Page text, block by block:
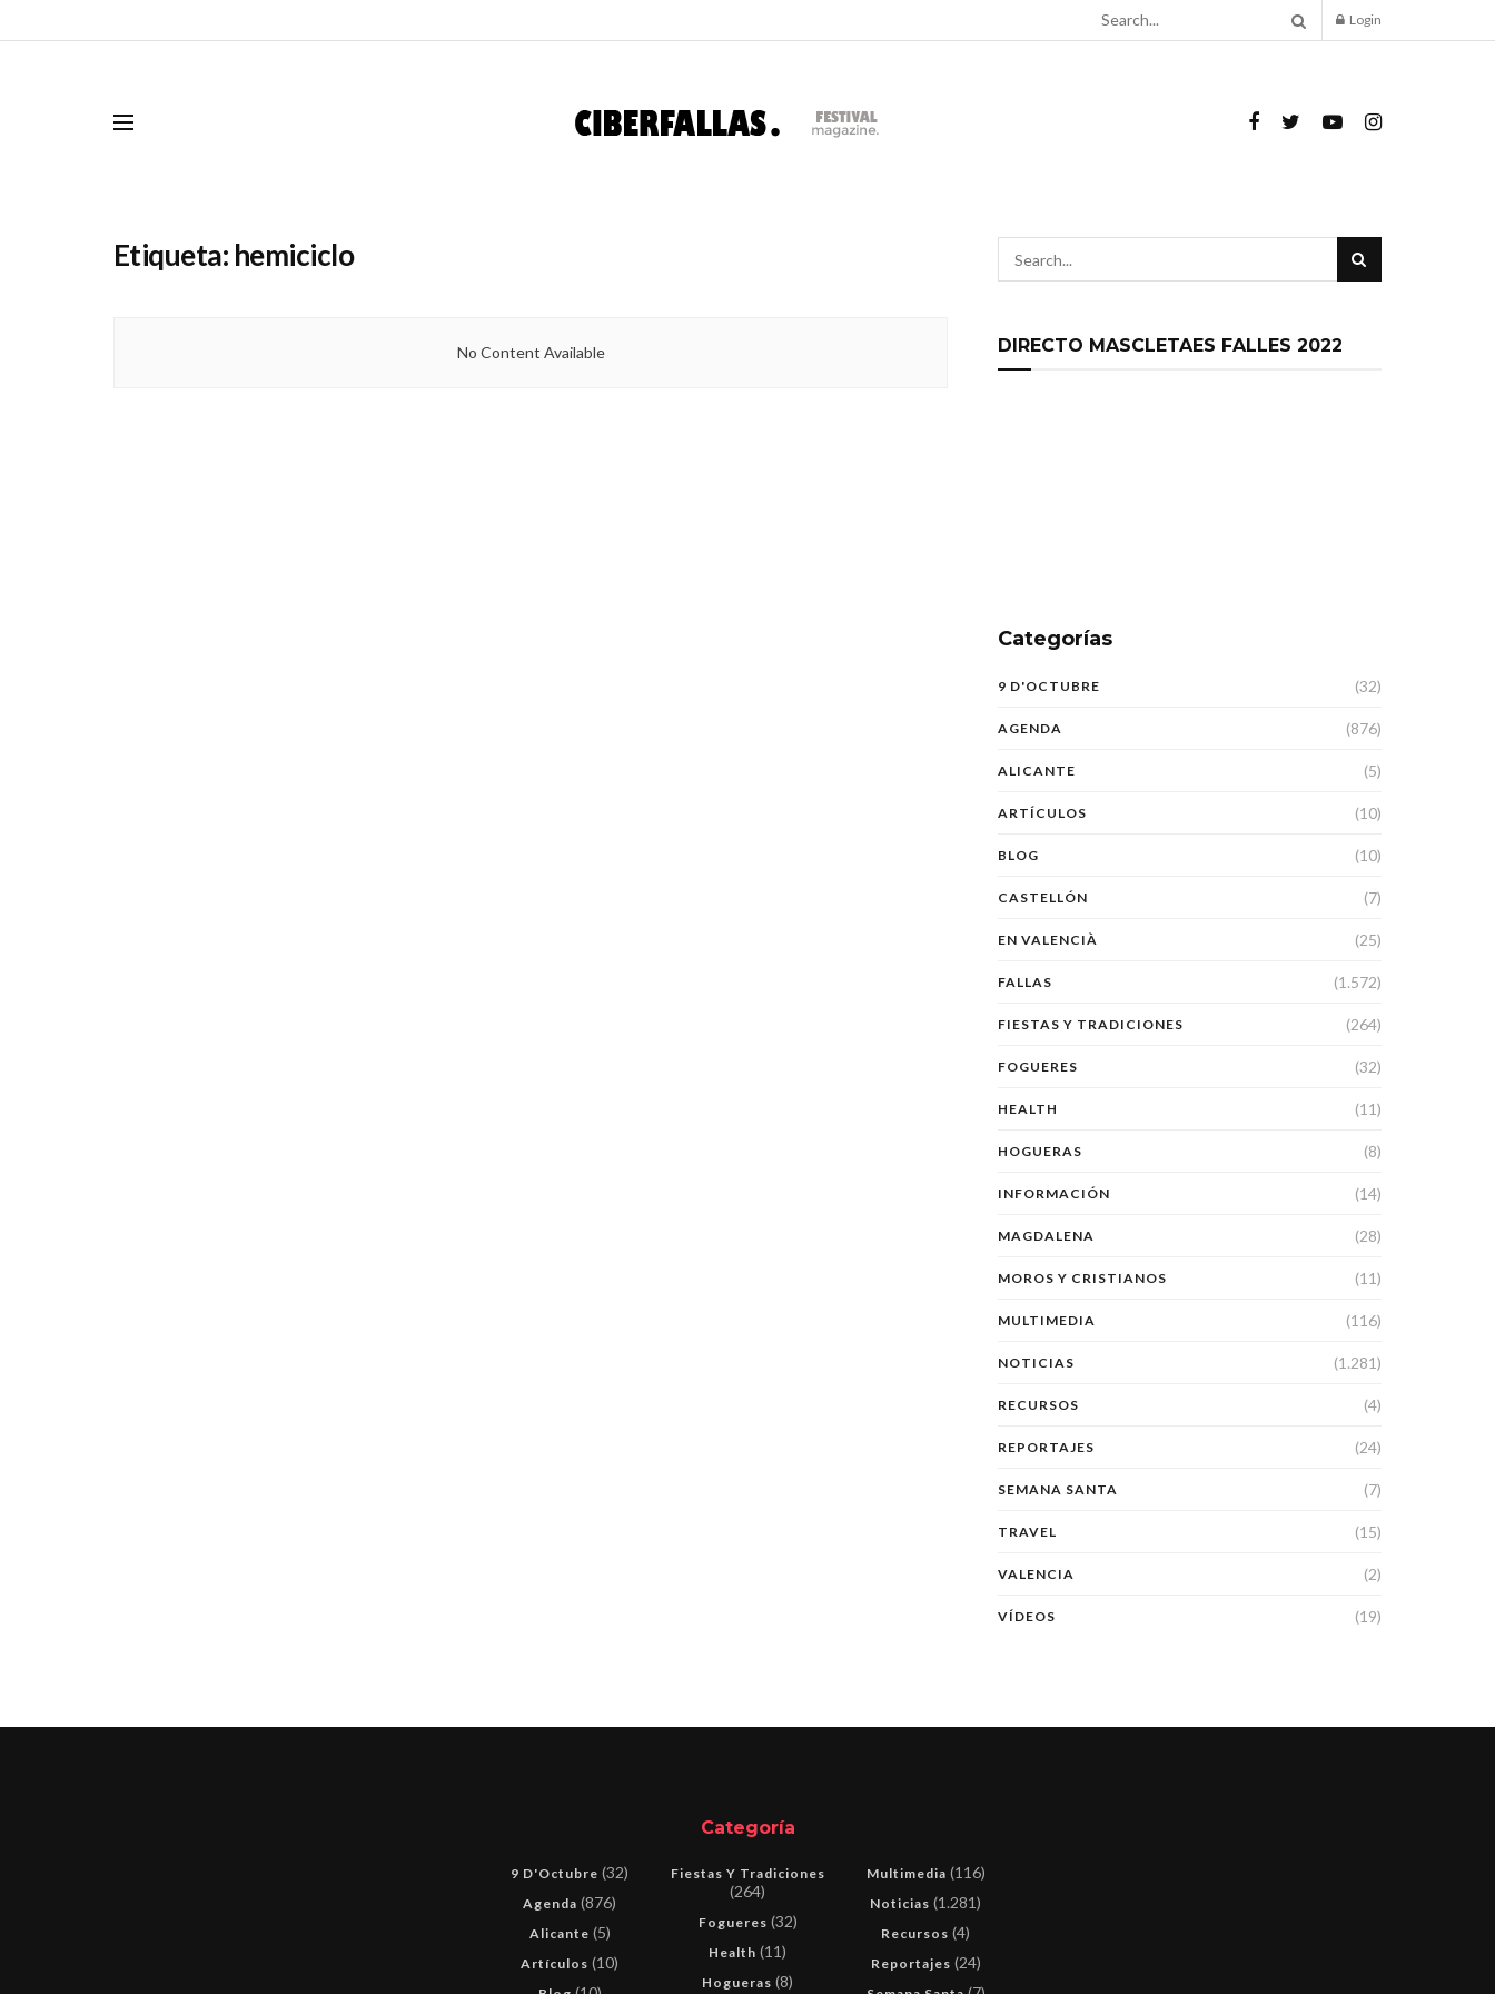
Login
Etiqueta: hemiciclo
No Content Available DIRECTO MASCLETAES FALLES 2022
Categorías
9 D'OCTUBRE (32)
AGENDA (876)
ALICANTE (5)
ARTÍCULOS (10)
BLOG (10)
CASTELLÓN (7)
EN VALENCIÀ (25)
FALLAS (1.572)
FIESTAS Y TRADICIONES (264)
FOGUERES (32)
HEALTH (11)
HOGUERAS (8)
INFORMACIÓN (14)
MAGDALENA (28)
MOROS Y CRISTIANOS (11)
MULTIMEDIA (116)
NOTICIAS (1.281)
RECURSOS (4)
REPORTAJES (24)
SEMANA SANTA (7)
TRAVEL (15)
VALENCIA (2)
VÍDEOS (19)
Categoría
9 D'Octubre (32)
Agenda (876)
Alicante (5)
Artículos (10)
Fiestas Y Tradiciones
(264)
Fogueres (32)
Health (11)
Hogueras (8)
Multimedia (116)
Noticias (1.281)
Recursos (4)
Reportajes (24)